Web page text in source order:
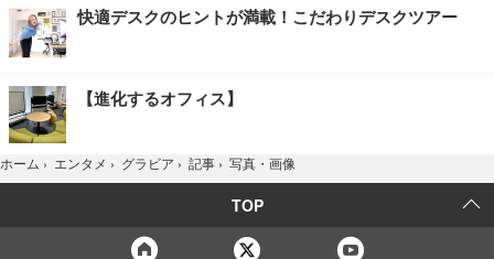
快適デスクのヒントが満載！こだわりデスクツアー
【進化するオフィス】
ホーム › エンタメ › グラビア › 記事 › 写真・画像
TOP